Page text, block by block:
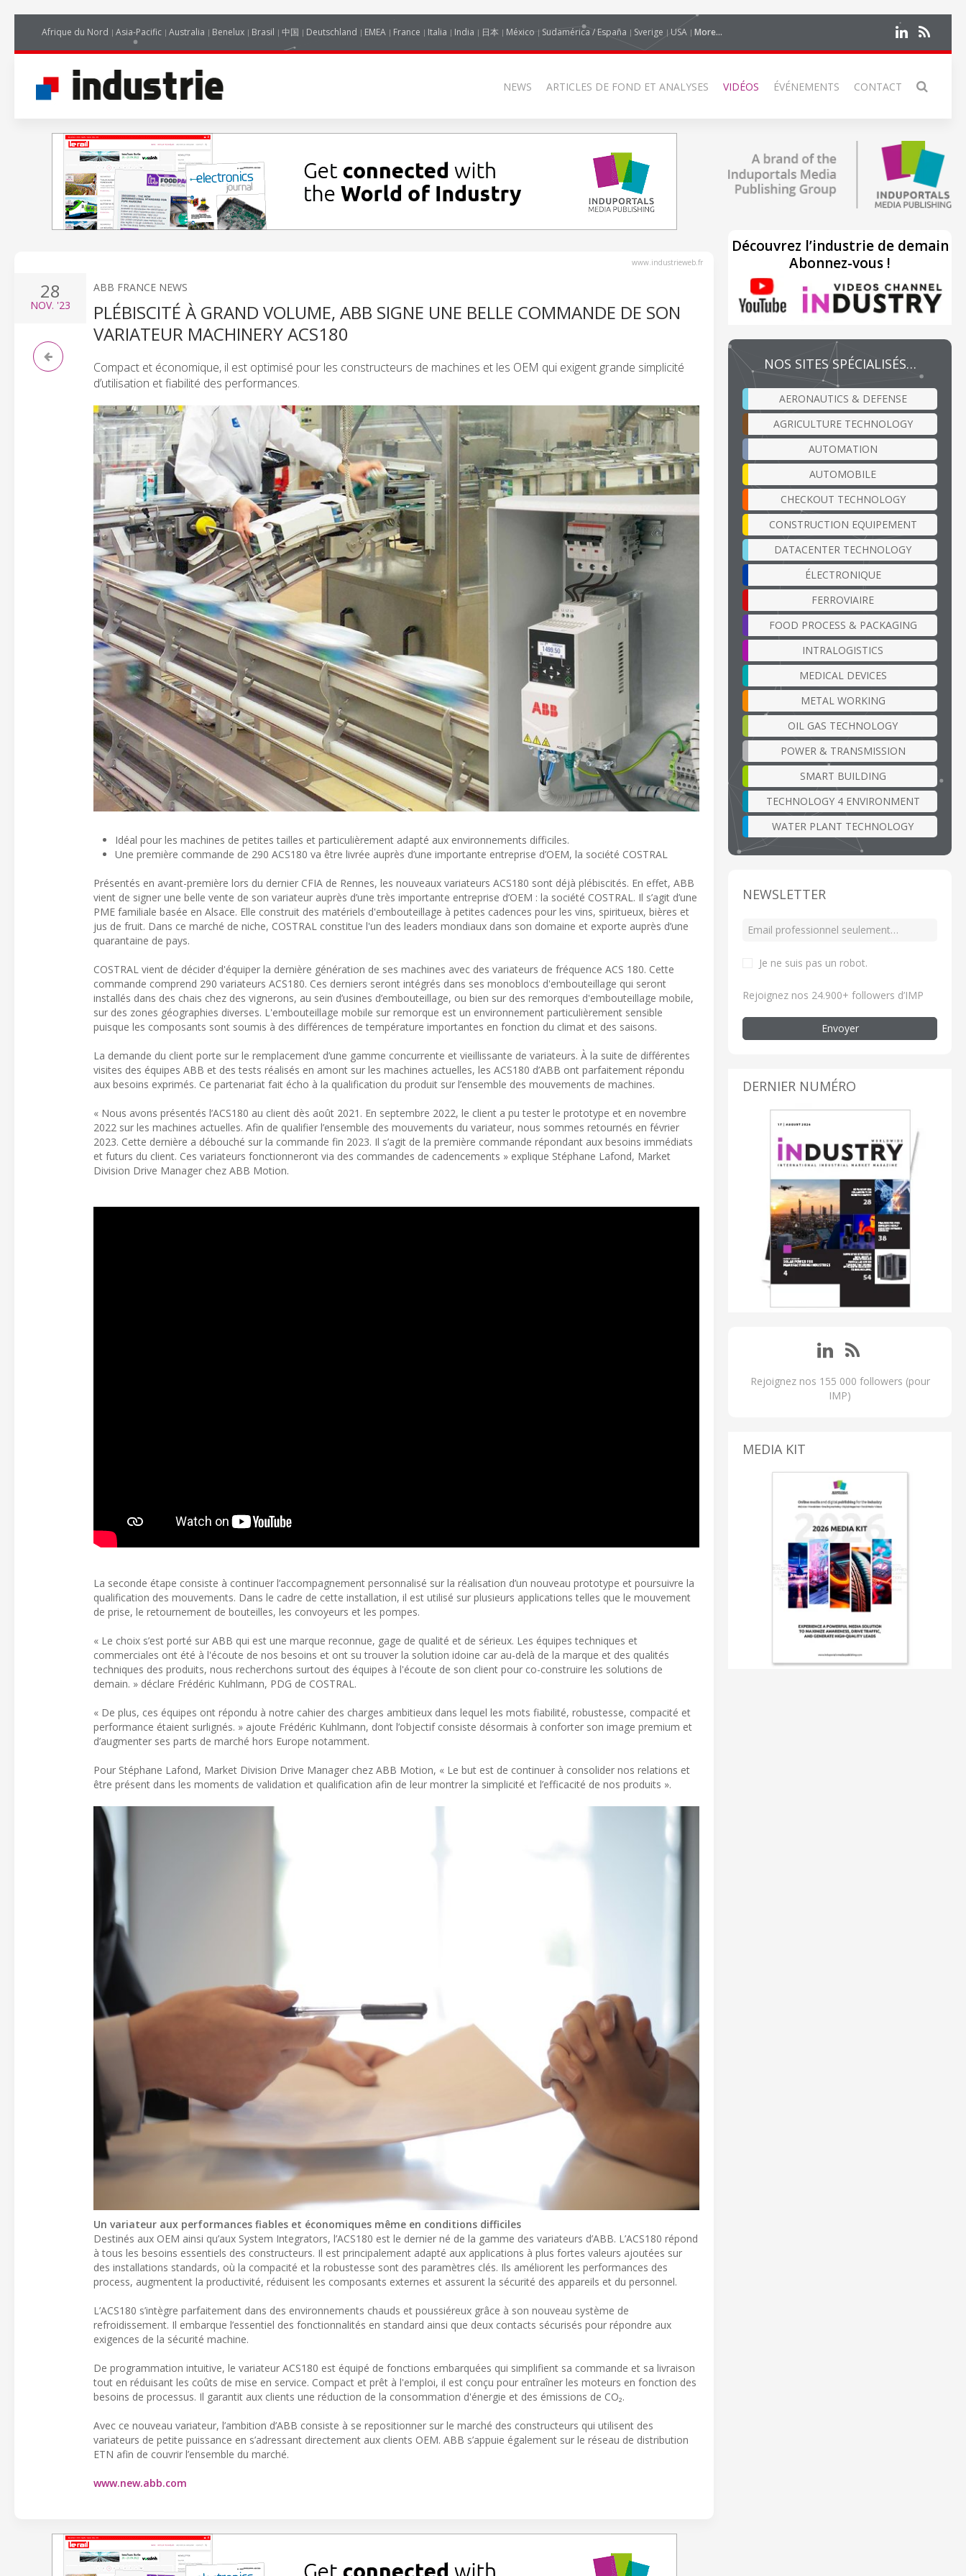
Afrique du Nord Asia-Pacific Australia Benelux Brasil 中国 Deutschland EMEA France Italia India 日本 México Sudamérica / España Sverige USA More...
NEWS ARTICLES DE FOND ET ANALYSES VIDÉOS ÉVÉNEMENTS CONTACT
www.industrieweb.fr
28
NOV. '23
ABB FRANCE NEWS
PLÉBISCITÉ À GRAND VOLUME, ABB SIGNE UNE BELLE COMMANDE DE SON
VARIATEUR MACHINERY ACS180
Compact et économique, il est optimisé pour les constructeurs de machines et les OEM qui exigent grande simplicité
d’utilisation et fiabilité des performances.
Idéal pour les machines de petites tailles et particulièrement adapté aux environnements difficiles.
Une première commande de 290 ACS180 va être livrée auprès d’une importante entreprise d’OEM, la société COSTRAL
Présentés en avant-première lors du dernier CFIA de Rennes, les nouveaux variateurs ACS180 sont déjà plébiscités. En effet, ABB
vient de signer une belle vente de son variateur auprès d’une très importante entreprise d’OEM : la société COSTRAL. Il s’agit d’une
PME familiale basée en Alsace. Elle construit des matériels d'embouteillage à petites cadences pour les vins, spiritueux, bières et
jus de fruit. Dans ce marché de niche, COSTRAL constitue l'un des leaders mondiaux dans son domaine et exporte auprès d’une
quarantaine de pays.
COSTRAL vient de décider d'équiper la dernière génération de ses machines avec des variateurs de fréquence ACS 180. Cette
commande comprend 290 variateurs ACS180. Ces derniers seront intégrés dans ses monoblocs d'embouteillage qui seront
installés dans des chais chez des vignerons, au sein d’usines d’embouteillage, ou bien sur des remorques d'embouteillage mobile,
sur des zones géographies diverses. L'embouteillage mobile sur remorque est un environnement particulièrement sensible
puisque les composants sont soumis à des différences de température importantes en fonction du climat et des saisons.
La demande du client porte sur le remplacement d’une gamme concurrente et vieillissante de variateurs. À la suite de différentes
visites des équipes ABB et des tests réalisés en amont sur les machines actuelles, les ACS180 d’ABB ont parfaitement répondu
aux besoins exprimés. Ce partenariat fait écho à la qualification du produit sur l’ensemble des mouvements de machines.
« Nous avons présentés l’ACS180 au client dès août 2021. En septembre 2022, le client a pu tester le prototype et en novembre
2022 sur les machines actuelles. Afin de qualifier l’ensemble des mouvements du variateur, nous sommes retournés en février
2023. Cette dernière a débouché sur la commande fin 2023. Il s’agit de la première commande répondant aux besoins immédiats
et futurs du client. Ces variateurs fonctionneront via des commandes de cadencements » explique Stéphane Lafond, Market
Division Drive Manager chez ABB Motion.
La seconde étape consiste à continuer l’accompagnement personnalisé sur la réalisation d’un nouveau prototype et poursuivre la
qualification des mouvements. Dans le cadre de cette installation, il est utilisé sur plusieurs applications telles que le mouvement
de prise, le retournement de bouteilles, les convoyeurs et les pompes.
« Le choix s’est porté sur ABB qui est une marque reconnue, gage de qualité et de sérieux. Les équipes techniques et
commerciales ont été à l'écoute de nos besoins et ont su trouver la solution idoine car au-delà de la marque et des qualités
techniques des produits, nous recherchons surtout des équipes à l'écoute de son client pour co-construire les solutions de
demain. » déclare Frédéric Kuhlmann, PDG de COSTRAL.
« De plus, ces équipes ont répondu à notre cahier des charges ambitieux dans lequel les mots fiabilité, robustesse, compacité et
performance étaient surlignés. » ajoute Frédéric Kuhlmann, dont l’objectif consiste désormais à conforter son image premium et
d’augmenter ses parts de marché hors Europe notamment.
Pour Stéphane Lafond, Market Division Drive Manager chez ABB Motion, « Le but est de continuer à consolider nos relations et
être présent dans les moments de validation et qualification afin de leur montrer la simplicité et l’efficacité de nos produits ».
Un variateur aux performances fiables et économiques même en conditions difficiles
Destinés aux OEM ainsi qu’aux System Integrators, l’ACS180 est le dernier né de la gamme des variateurs d’ABB. L’ACS180 répond
à tous les besoins essentiels des constructeurs. Il est principalement adapté aux applications à plus fortes valeurs ajoutées sur
des installations standards, où la compacité et la robustesse sont des paramètres clés. Ils améliorent les performances des
process, augmentent la productivité, réduisent les composants externes et assurent la sécurité des appareils et du personnel.
L’ACS180 s’intègre parfaitement dans des environnements chauds et poussiéreux grâce à son nouveau système de
refroidissement. Il embarque l’essentiel des fonctionnalités en standard ainsi que deux contacts sécurisés pour répondre aux
exigences de la sécurité machine.
De programmation intuitive, le variateur ACS180 est équipé de fonctions embarquées qui simplifient sa commande et sa livraison
tout en réduisant les coûts de mise en service. Compact et prêt à l'emploi, il est conçu pour entraîner les moteurs en fonction des
besoins de processus. Il garantit aux clients une réduction de la consommation d'énergie et des émissions de CO₂.
Avec ce nouveau variateur, l’ambition d’ABB consiste à se repositionner sur le marché des constructeurs qui utilisent des
variateurs de petite puissance en s’adressant directement aux clients OEM. ABB s’appuie également sur le réseau de distribution
ETN afin de couvrir l’ensemble du marché.
www.new.abb.com
Découvrez l’industrie de demain
Abonnez-vous !
NOS SITES SPÉCIALISÉS…
AERONAUTICS & DEFENSE
AGRICULTURE TECHNOLOGY
AUTOMATION
AUTOMOBILE
CHECKOUT TECHNOLOGY
CONSTRUCTION EQUIPEMENT
DATACENTER TECHNOLOGY
ÉLECTRONIQUE
FERROVIAIRE
FOOD PROCESS & PACKAGING
INTRALOGISTICS
MEDICAL DEVICES
METAL WORKING
OIL GAS TECHNOLOGY
POWER & TRANSMISSION
SMART BUILDING
TECHNOLOGY 4 ENVIRONMENT
WATER PLANT TECHNOLOGY
NEWSLETTER
Je ne suis pas un robot.
Rejoignez nos 24.900+ followers d’IMP
Envoyer
DERNIER NUMÉRO
Rejoignez nos 155 000 followers (pour
IMP)
MEDIA KIT